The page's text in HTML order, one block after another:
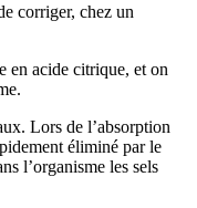
corriger, chez un
en acide citrique, et on
Lors de l’absorption
éliminé par le
l’organisme les sels